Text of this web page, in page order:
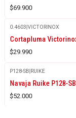
$69.900
0.4603|VICTORINOX
Cortapluma
$29.990
P128-SB|RUIKE
Navaja Ruike P128-SB
$52.000